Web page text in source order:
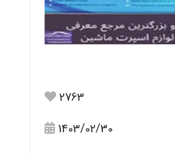
2763
1403/02/30